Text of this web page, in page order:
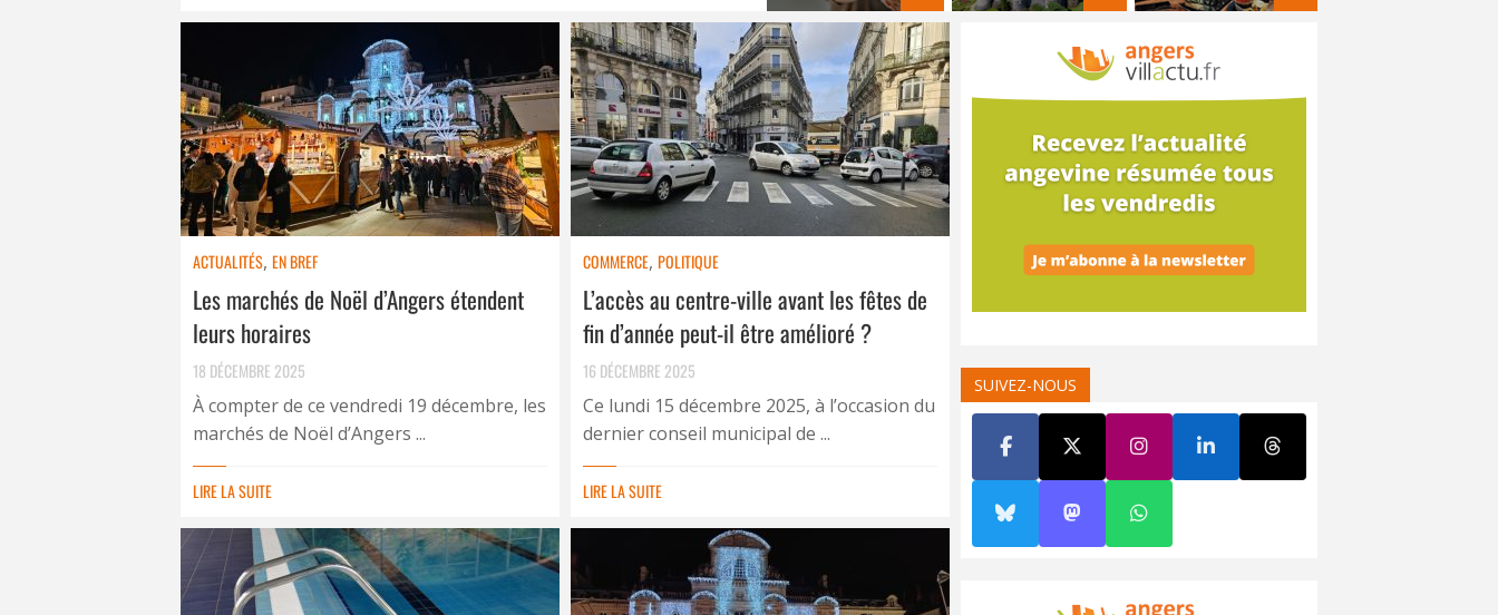
ACTUALITÉS, EN BREF
Les marchés de Noël d’Angers étendent
leurs horaires
18 DÉCEMBRE 2025
À compter de ce vendredi 19 décembre, les
marchés de Noël d’Angers ...
LIRE LA SUITE
COMMERCE, POLITIQUE
L’accès au centre-ville avant les fêtes de
fin d’année peut-il être amélioré ?
16 DÉCEMBRE 2025
Ce lundi 15 décembre 2025, à l’occasion du
dernier conseil municipal de ...
LIRE LA SUITE
SUIVEZ-NOUS